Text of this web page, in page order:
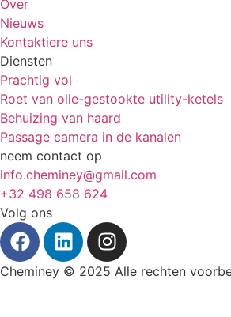
Over
Nieuws
Kontaktiere uns
Diensten
Prachtig vol
Roet van olie-gestookte utility-ketels
Behuizing van haard
Passage camera in de kanalen
neem contact op
info.cheminey@gmail.com
+32 498 658 624
Volg ons
Cheminey © 2025 Alle rechten